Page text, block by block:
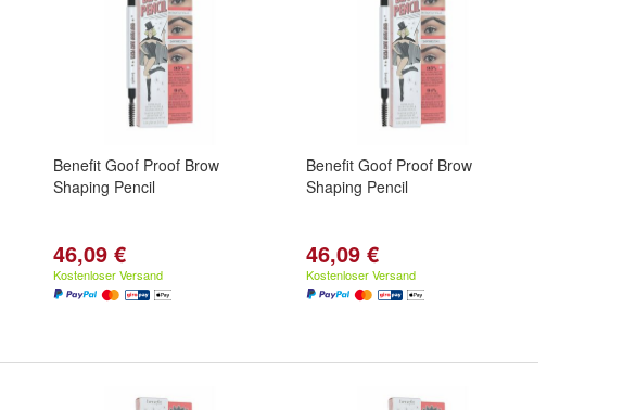
Benefit Goof Proof Brow
Shaping Pencil
46,09 €
Kostenloser Versand
Benefit Goof Proof Brow
Shaping Pencil
46,09 €
Kostenloser Versand